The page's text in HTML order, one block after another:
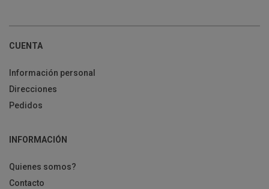
CUENTA
Información personal
Direcciones
Pedidos
INFORMACIÓN
Quienes somos?
Contacto